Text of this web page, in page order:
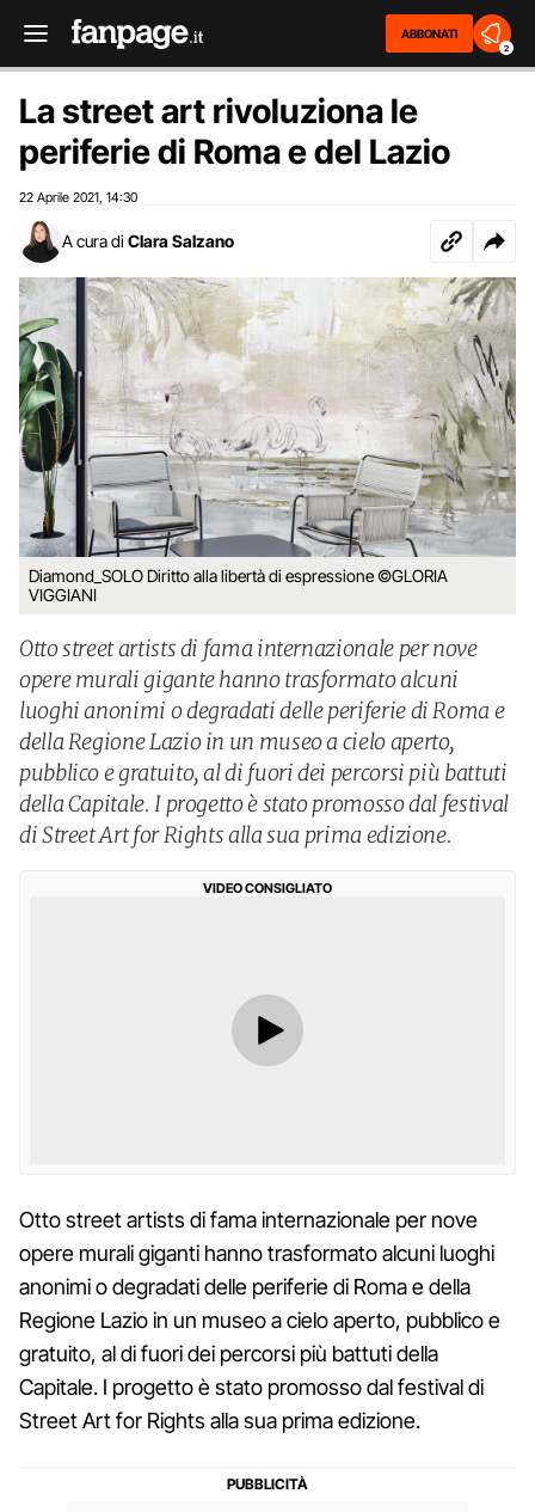
ABBONATI
2
La street art rivoluziona le
periferie di Roma e del Lazio
22 Aprile 2021 14:30
A cura di Clara Salzano
Diamond_SOLO Diritto alla libertà di espressione ©GLORIA
VIGGIANI
Otto street artists di fama internazionale per nove
opere murali gigante hanno trasformato alcuni
luoghi anonimi o degradati delle periferie di Roma e
della Regione Lazio in un museo a cielo aperto,
pubblico e gratuito, al di fuori dei percorsi più battuti
della Capitale. I progetto è stato promosso dal festival
di Street Art for Rights alla sua prima edizione.
VIDEO CONSIGLIATO
Otto street artists di fama internazionale per nove
opere murali giganti hanno trasformato alcuni luoghi
anonimi o degradati delle periferie di Roma e della
Regione Lazio in un museo a cielo aperto, pubblico e
gratuito, al di fuori dei percorsi più battuti della
Capitale. I progetto è stato promosso dal festival di
Street Art for Rights alla sua prima edizione.